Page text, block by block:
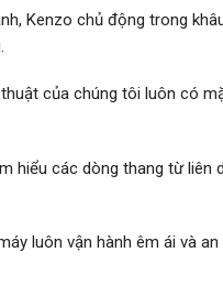
Kenzo chủ động trong
của chúng tôi luôn có
hiểu các dòng thang từ liên
luôn vận hành êm ái và